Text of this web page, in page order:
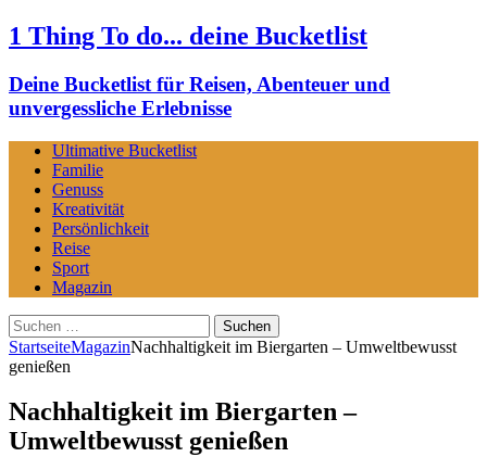
1 Thing To do... deine Bucketlist
Deine Bucketlist für Reisen, Abenteuer und
unvergessliche Erlebnisse
Ultimative Bucketlist
Familie
Genuss
Kreativität
Persönlichkeit
Reise
Sport
Magazin
Suchen
nach:
StartseiteMagazinNachhaltigkeit im Biergarten – Umweltbewusst
genießen
Nachhaltigkeit im Biergarten –
Umweltbewusst genießen